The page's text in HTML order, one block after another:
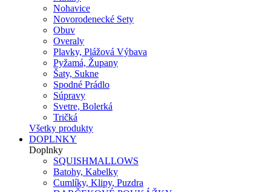
Nohavice
Novorodenecké Sety
Obuv
Overaly
Plavky, Plážová Výbava
Pyžamá, Župany
Šaty, Sukne
Spodné Prádlo
Súpravy
Svetre, Bolerká
Tričká
Všetky produkty
DOPLNKY
Doplnky
SQUISHMALLOWS
Batohy, Kabelky
Cumlíky, Klipy, Puzdra